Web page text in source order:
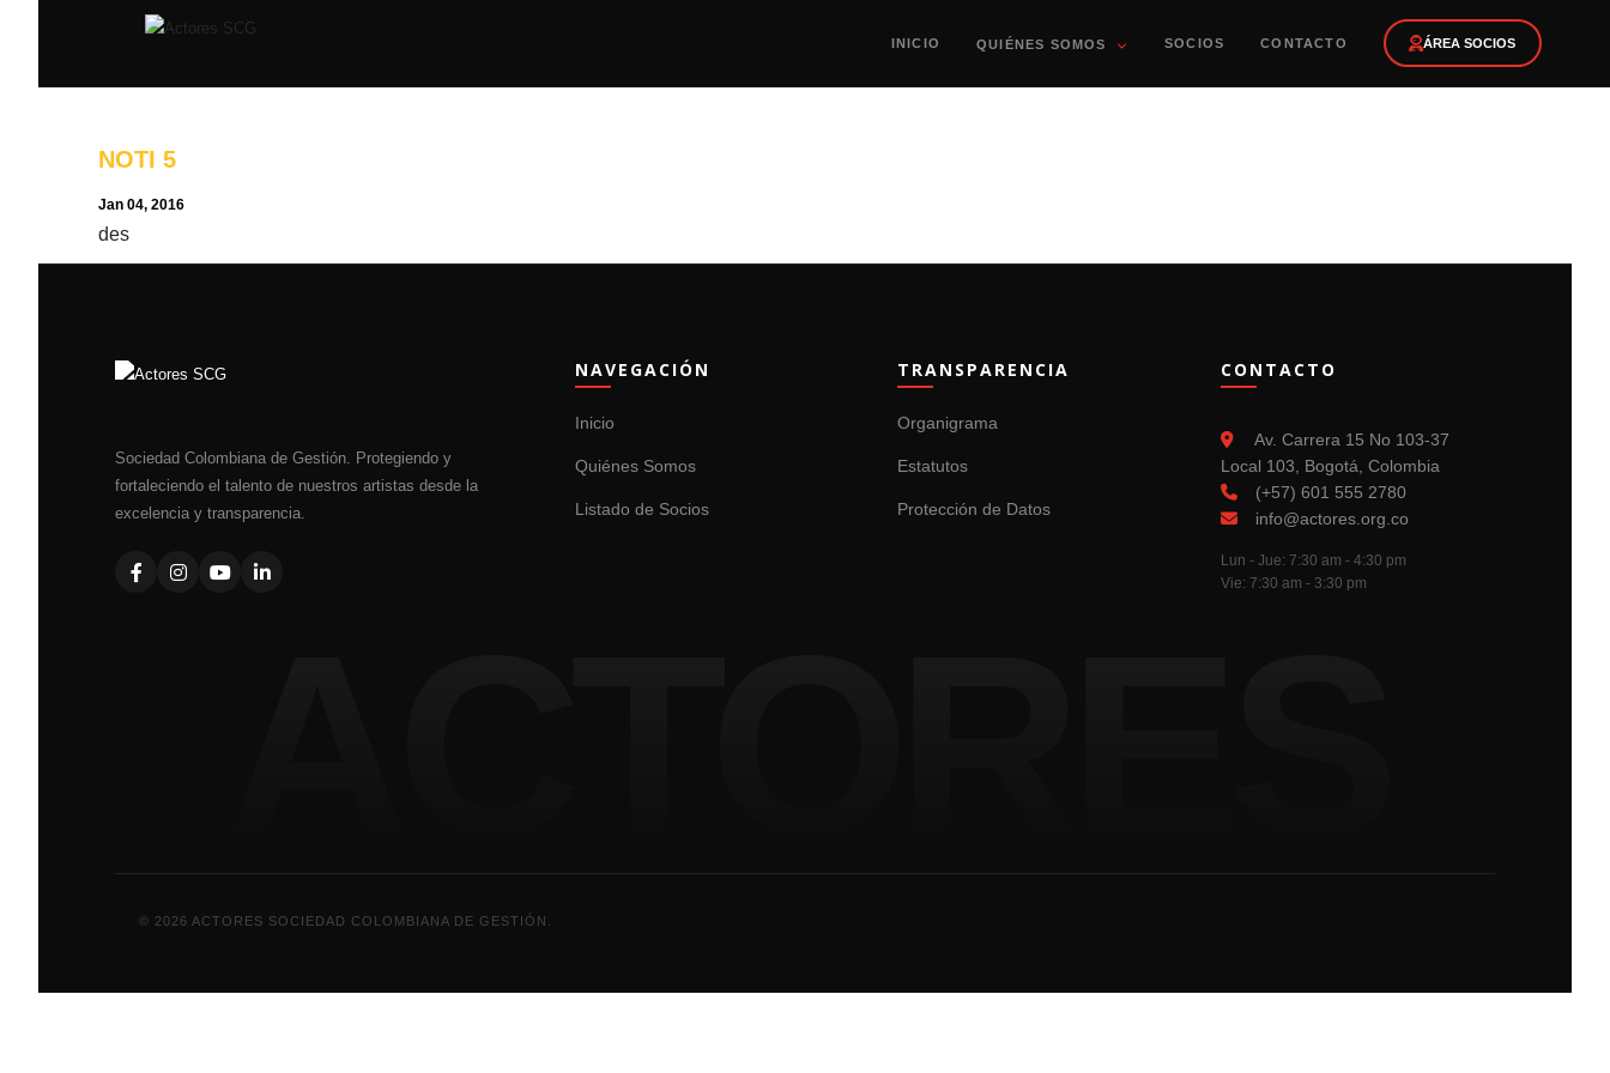
INICIO QUIÉNES SOMOS SOCIOS CONTACTO ÁREA SOCIOS
NOTI 5
Jan 04, 2016
​des
Sociedad Colombiana de Gestión. Protegiendo y
fortaleciendo el talento de nuestros artistas desde la
excelencia y transparencia.
NAVEGACIÓN
Inicio
Quiénes Somos
Listado de Socios
TRANSPARENCIA
Organigrama
Estatutos
Protección de Datos
CONTACTO
Av. Carrera 15 No 103-37
Local 103, Bogotá, Colombia
(+57) 601 555 2780
info@actores.org.co
Lun - Jue: 7:30 am - 4:30 pm
Vie: 7:30 am - 3:30 pm
© 2026 ACTORES SOCIEDAD COLOMBIANA DE GESTIÓN.